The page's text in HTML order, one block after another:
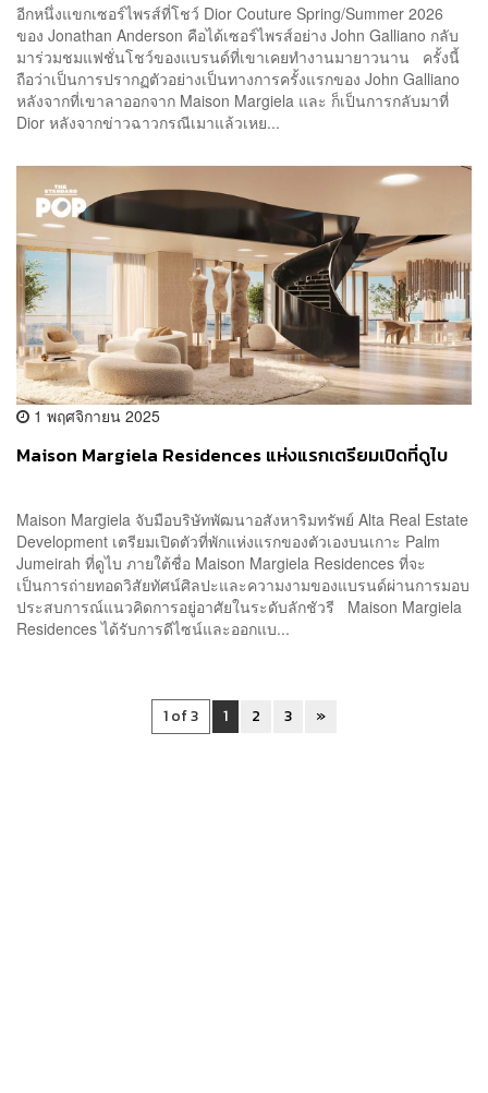
อีกหนึ่งแขกเซอร์ไพรส์ที่โชว์ Dior Couture Spring/Summer 2026
ของ Jonathan Anderson คือได้เซอร์ไพรส์อย่าง John Galliano กลับ
มาร่วมชมแฟชั่นโชว์ของแบรนด์ที่เขาเคยทำงานมายาวนาน ครั้งนี้
ถือว่าเป็นการปรากฏตัวอย่างเป็นทางการครั้งแรกของ John Galliano
หลังจากที่เขาลาออกจาก Maison Margiela และ ก็เป็นการกลับมาที่
Dior หลังจากข่าวฉาวกรณีเมาแล้วเหย...
1 พฤศจิกายน 2025
Maison Margiela Residences แห่งแรกเตรียมเปิดที่ดูไบ
Maison Margiela จับมือบริษัทพัฒนาอสังหาริมทรัพย์ Alta Real Estate
Development เตรียมเปิดตัวที่พักแห่งแรกของตัวเองบนเกาะ Palm
Jumeirah ที่ดูไบ ภายใต้ชื่อ Maison Margiela Residences ที่จะ
เป็นการถ่ายทอดวิสัยทัศน์ศิลปะและความงามของแบรนด์ผ่านการมอบ
ประสบการณ์แนวคิดการอยู่อาศัยในระดับลักชัวรี Maison Margiela
Residences ได้รับการดีไซน์และออกแบ...
1 of 3 1 2 3 »